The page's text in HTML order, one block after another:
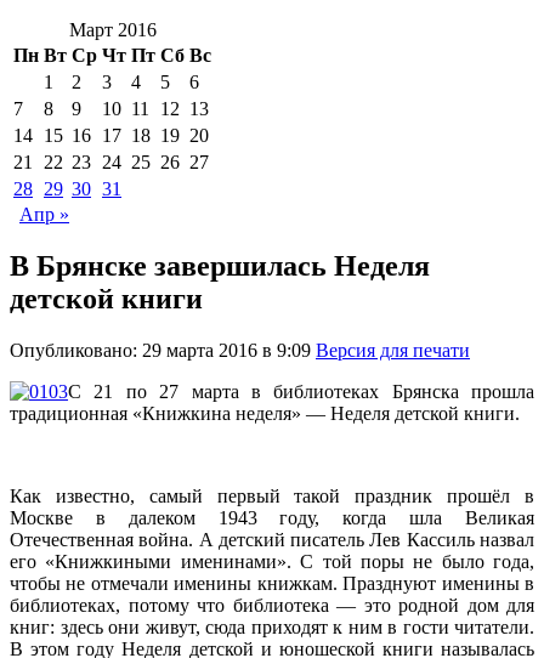
Март 2016
Пн Вт Ср Чт Пт Сб Вс
1
2 3 4 5
6
7
8 9 10 11 12 13
14 15 16 17 18 19 20
21
22 23 24 25 26 27
28 29 30 31
Апр »
В Брянске завершилась Неделя
детской книги
Опубликовано: 29 марта 2016 в 9:09 Версия для печати
С 21 по 27 марта в библиотеках Брянска прошла
традиционная «Книжкина неделя» — Неделя детской книги.
Как известно, самый первый такой праздник прошёл в
Москве в далеком 1943 году, когда шла Великая
Отечественная война. А детский писатель Лев Кассиль назвал
его «Книжкиными именинами». С той поры не было года,
чтобы не отмечали именины книжкам. Празднуют именины в
библиотеках, потому что библиотека — это родной дом для
книг: здесь они живут, сюда приходят к ним в гости читатели.
В этом году Неделя детской и юношеской книги называлась